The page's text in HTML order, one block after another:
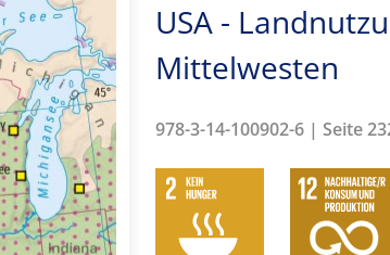
USA -
Mittelwesten
978-3-14-100902-6 | Seite